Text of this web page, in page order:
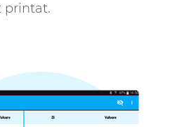
printat.